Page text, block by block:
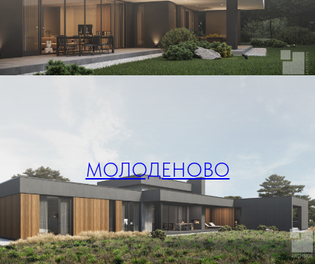
МОЛОДЕНОВО